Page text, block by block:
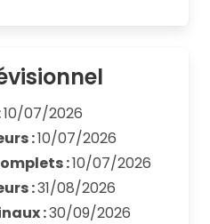
10/07/2026
:10/07/2026
:10/07/2026
:31/08/2026
:30/09/2026